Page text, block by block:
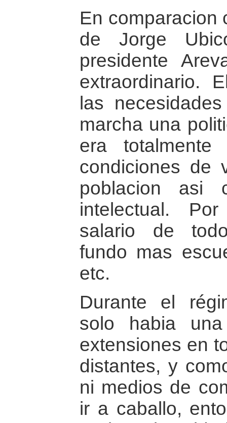
En comparacion
de Jorge
presidente
extraordinario.
las
marcha una
era
condiciones de
poblacion asi
intelectual.
salario de
fundo mas
etc.
Durante el
solo habia
extensiones en
distantes, y
ni medios de
ir a caballo,